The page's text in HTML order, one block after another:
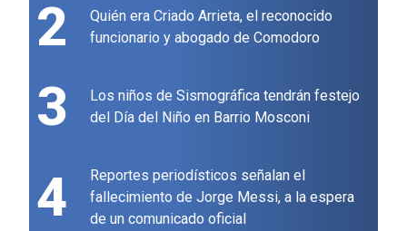
2
Quién era Criado Arrieta, el reconocido
funcionario y abogado de Comodoro
3
Los niños de Sismográfica tendrán festejo
del Día del Niño en Barrio Mosconi
4
Reportes periodísticos señalan el
fallecimiento de Jorge Messi, a la espera
de un comunicado oficial